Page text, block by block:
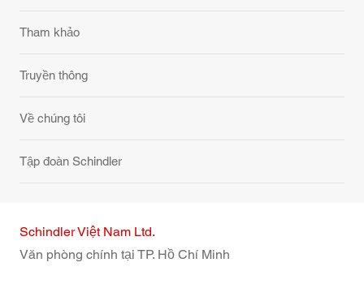
Tham khảo
Truyền thông
Về chúng tôi
Tập đoàn Schindler
Schindler Việt Nam Ltd.
Văn phòng chính tại TP. Hồ Chí Minh